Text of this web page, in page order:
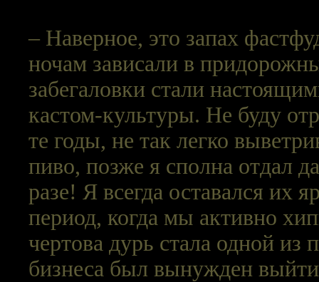
– Наверное, это запах
ночам зависали в
забегаловки стали
кастом-культуры. Не буду
те годы, не так легко
пиво, позже я сполна отдал
разе! Я всегда оставался их
период, когда мы активно
чертова дурь стала одной
бизнеса был вынужден